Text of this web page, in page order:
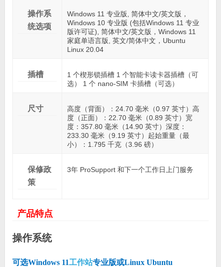
操作系
统选项
Windows 11 专业版, 简体中文/英文版，
Windows 10 专业版 (包括Windows 11 专业
版许可证), 简体中文/英文版，Windows 11
家庭单语言版, 英文/简体中文，Ubuntu
Linux 20.04
插槽
1 个楔形锁插槽 1 个智能卡读卡器插槽（可
选） 1 个 nano-SIM 卡插槽（可选）
尺寸
高度（背面）：24.70 毫米（0.97 英寸）高
度（正面）：22.70 毫米（0.89 英寸）宽
度：357.80 毫米（14.90 英寸）深度：
233.30 毫米（9.19 英寸）起始重量（最
小）：1.795 千克（3.96 磅）
保修政
策
3年 ProSupport 和下一个工作日上门服务
产品特点
操作系统
可选Windows 11工作站专业版或Linux Ubuntu